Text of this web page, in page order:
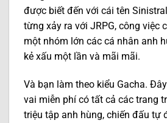
được biết đến với cái tên
từng xảy ra với JRPG, công việc
một nhóm lớn các cá nhân anh
kẻ xấu một lần và mãi mãi.
Và bạn làm theo kiểu Gacha.
vai miễn phí có tất cả các trang
triệu tập anh hùng, chiến đấu tự